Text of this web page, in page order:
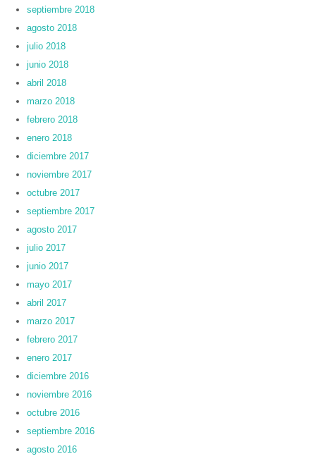
septiembre 2018
agosto 2018
julio 2018
junio 2018
abril 2018
marzo 2018
febrero 2018
enero 2018
diciembre 2017
noviembre 2017
octubre 2017
septiembre 2017
agosto 2017
julio 2017
junio 2017
mayo 2017
abril 2017
marzo 2017
febrero 2017
enero 2017
diciembre 2016
noviembre 2016
octubre 2016
septiembre 2016
agosto 2016